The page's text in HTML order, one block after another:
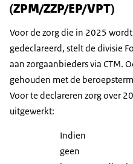
(ZPM/ZZP/EP/VPT)
Voor de zorg die in 2025
gedeclareerd, stelt de divisie
aan zorgaanbieders via CTM.
gehouden met de
Voor te declareren zorg over
uitgewerkt:
Indien
geen